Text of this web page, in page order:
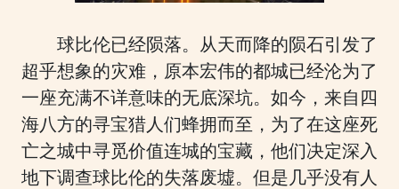
球比伦已经陨落。从天而降的陨石引发了
超乎想象的灾难，原本宏伟的都城已经沦为了
一座充满不详意味的无底深坑。如今，来自四
海八方的寻宝猎人们蜂拥而至，为了在这座死
亡之城中寻觅价值连城的宝藏，他们决定深入
地下调查球比伦的失落废墟。但是几乎没有人